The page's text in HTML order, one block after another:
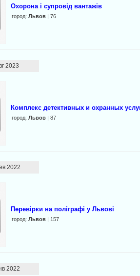
Охорона і супровід вантажів
город: Львов| 76
2023
Комплекс детективных и охранных
город: Львов| 87
2022
Перевірки на поліграфі у Львові
город: Львов| 157
2022